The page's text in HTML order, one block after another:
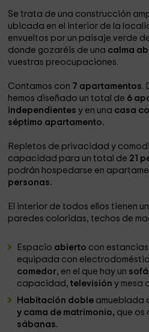
Se trata de una construcción
ubicada en el interior de la
envueltos por un paisaje verde
donde gozaréis de una calma
vuestras preocupaciones.
Contamos con 7 apartamentos.
hemos diseñado un total de 6
independientes y en una casa
séptimo apartamento.
Repletos de privacidad y
capacidad para un total de 21
podrán hospedarse en
personas.
El interior de todos ellos tienen
paredes coloridas, techos de
Espacio abierto con
equipada con
comedor, en el que hay un
capacidad,televisióny mesa
Habitación doble amueblada
y cama de matrimonio, que os
sábanas.